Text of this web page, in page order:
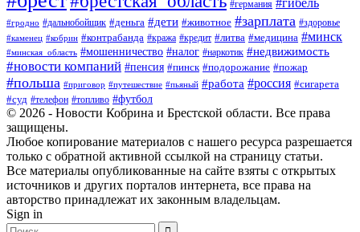
#германия
#гродно #дальнобойщик #деньга #дети #животное #зарплата #здоровье
#каменец #кобрин #контрабанда #кража #кредит #литва #медицина #минск
#минская_область #мошенничество #налог #наркотик #недвижимость
#новости компаний #пенсия #пинск #подорожание #пожар
#польша #приговор #путешествие #пьяный #работа #россия #сигарета
#суд #телефон #топливо #футбол
© 2026 - Новости Кобрина и Брестской области. Все права
защищены.
Любое копирование материалов с нашего ресурса разрешается
только с обратной активной ссылкой на страницу статьи.
Все материалы опубликованные на сайте взяты с открытых
источников и других порталов интернета, все права на
авторство принадлежат их законным владельцам.
Sign in